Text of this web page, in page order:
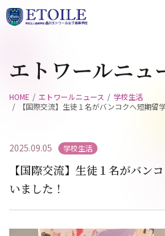
エトワールニュ
HOME エトワールニュース
学校生活
【国際交流】生徒１名がバンコクへ短期留
2025.09.05 学校生活
【国際交流】生徒１名がバン
いました！